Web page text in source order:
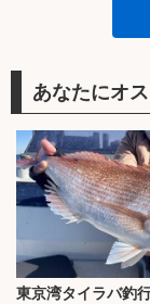
あなたにオ
東京湾タイラバ釣